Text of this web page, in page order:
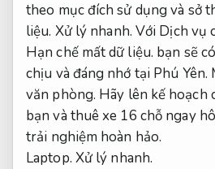
theo mục đích sử dụng và sở
liệu. Xử lý nhanh. Với Dịch vụ
Hạn chế mất dữ liệu. bạn sẽ
chịu và đáng nhớ tại Phú Yên.
văn phòng. Hãy lên kế hoạch
bạn và thuê xe 16 chỗ ngay
trải nghiệm hoàn hảo.
Laptop. Xử lý nhanh.